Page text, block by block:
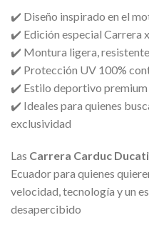
✔️ Diseño inspirado en el
✔️ Edición especial Carrera
✔️ Montura ligera,
✔️ Protección UV 100%
✔️ Estilo deportivo premium
✔️ Ideales para quienes
exclusividad
Las Carrera Carduc Ducati
Ecuador para quienes
velocidad, tecnología y un
desapercibido